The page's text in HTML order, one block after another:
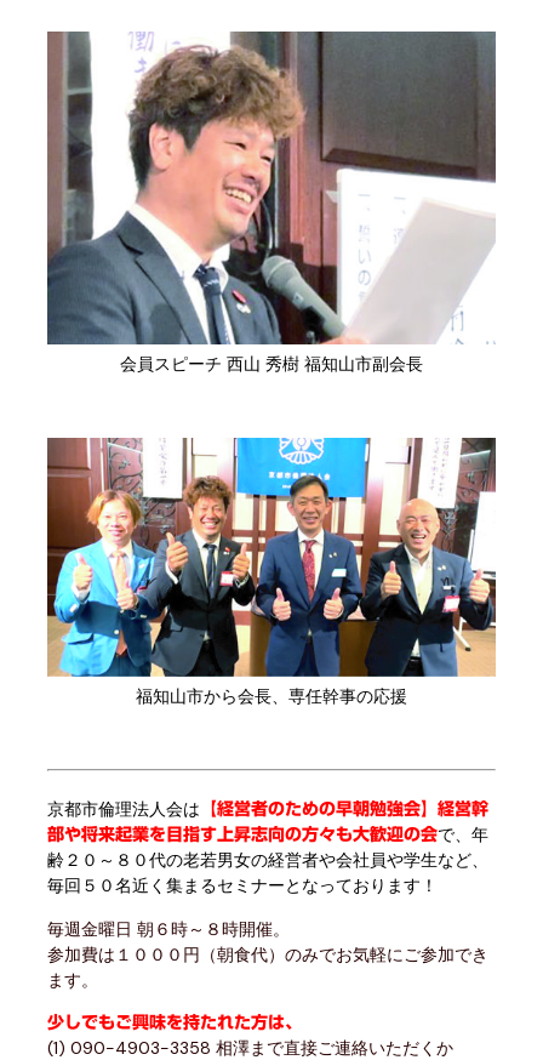
会員スピーチ 西山 秀樹 福知山市副会長
福知山市から会長、専任幹事の応援
京都市倫理法人会は 【経営者のための早朝勉強会】経営幹
部や将来起業を目指す上昇志向の方々も大歓迎の会で、年
齢２０～８０代の老若男女の経営者や会社員や学生など、
毎回５０名近く集まるセミナーとなっております！
毎週金曜日 朝６時～８時開催。
参加費は１０００円（朝食代）のみでお気軽にご参加でき
ます。
少しでもご興味を持たれた方は、
(1) 090-4903-3358 相澤まで直接ご連絡いただくか